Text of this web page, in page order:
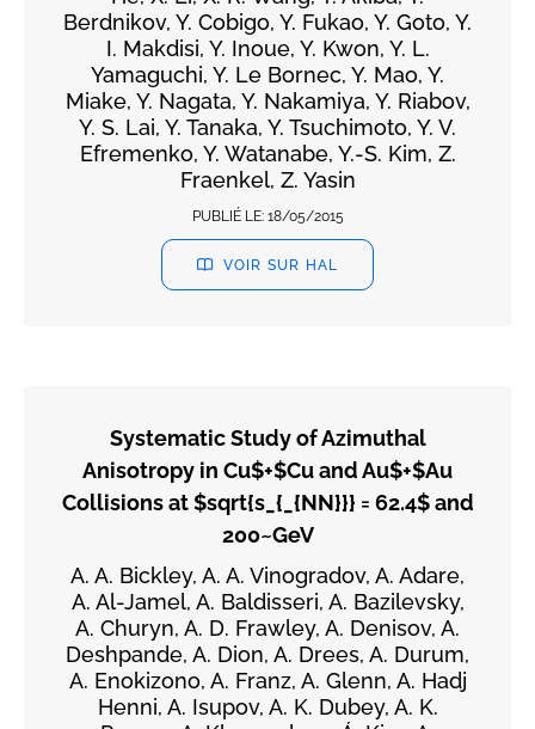
Berdnikov, Y. Cobigo, Y. Fukao, Y. Goto, Y.
I. Makdisi, Y. Inoue, Y. Kwon, Y. L.
Yamaguchi, Y. Le Bornec, Y. Mao, Y.
Miake, Y. Nagata, Y. Nakamiya, Y. Riabov,
Y. S. Lai, Y. Tanaka, Y. Tsuchimoto, Y. V.
Efremenko, Y. Watanabe, Y.-S. Kim, Z.
Fraenkel, Z. Yasin
PUBLIÉ LE: 18/05/2015
VOIR SUR HAL
Systematic Study of Azimuthal
Anisotropy in Cu$+$Cu and Au$+$Au
Collisions at $sqrt{s_{_{NN}}} = 62.4$ and
200~GeV
A. A. Bickley, A. A. Vinogradov, A. Adare,
A. Al-Jamel, A. Baldisseri, A. Bazilevsky,
A. Churyn, A. D. Frawley, A. Denisov, A.
Deshpande, A. Dion, A. Drees, A. Durum,
A. Enokizono, A. Franz, A. Glenn, A. Hadj
Henni, A. Isupov, A. K. Dubey, A. K.